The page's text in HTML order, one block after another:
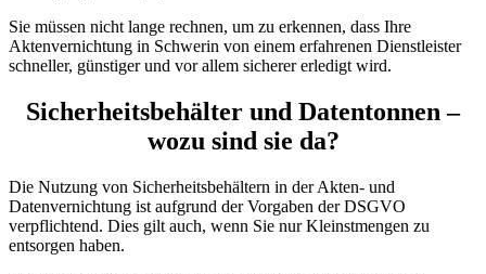
Sie müssen nicht lange rechnen, um zu erkennen, dass Ihre
Aktenvernichtung in Schwerin von einem erfahrenen Dienstleister
schneller, günstiger und vor allem sicherer erledigt wird.
Sicherheitsbehälter und Datentonnen –
wozu sind sie da?
Die Nutzung von Sicherheitsbehältern in der Akten- und
Datenvernichtung ist aufgrund der Vorgaben der DSGVO
verpflichtend. Dies gilt auch, wenn Sie nur Kleinstmengen zu
entsorgen haben.